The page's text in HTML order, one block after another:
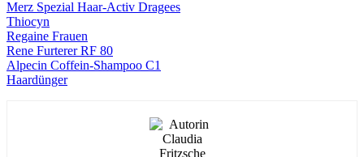
Merz Spezial Haar-Activ Dragees
Thiocyn
Regaine Frauen
Rene Furterer RF 80
Alpecin Coffein-Shampoo C1
Haardünger